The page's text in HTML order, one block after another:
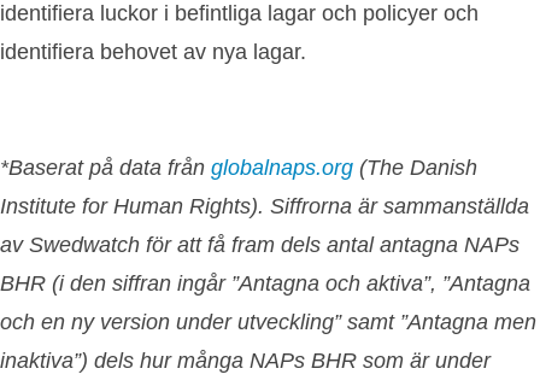
identifiera luckor i befintliga lagar och policyer och
identifiera behovet av nya lagar.
*Baserat på data från globalnaps.org (The Danish
Institute for Human Rights). Siffrorna är sammanställda
av Swedwatch för att få fram dels antal antagna NAPs
BHR (i den siffran ingår ”Antagna och aktiva”, ”Antagna
och en ny version under utveckling” samt ”Antagna men
inaktiva”) dels hur många NAPs BHR som är under